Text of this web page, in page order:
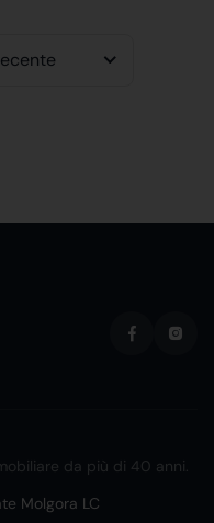
da più di 40 anni.
Molgora LC